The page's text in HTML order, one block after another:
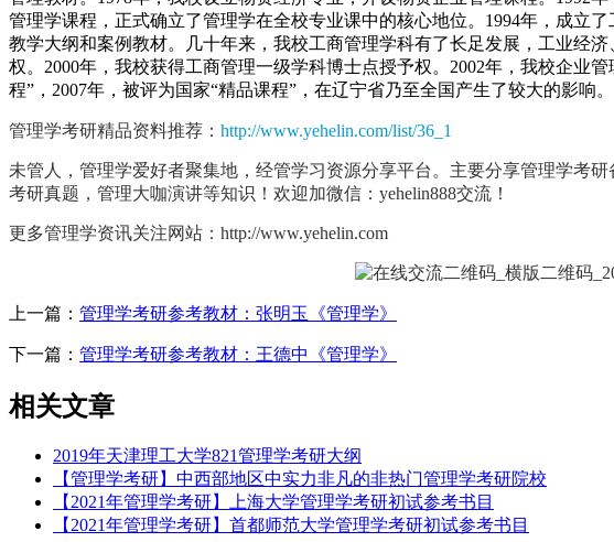
管理学课程，正式确立了管理学在全校专业课中的核心地位。1994年，成立
教学大纲和案例教材。几十年来，我校工商管理学科有了长足发展，工业经
权。2000年，我校获得工商管理一级学科博士点授予权。2002年，我校企业
程”，2007年，被评为国家“精品课程”，在辽宁省乃至全国产生了较大的影响。
管理学考研精品资料推荐： http://www.yehelin.com/list/36_1
未管人，管理学爱好者聚集地，经管学习资源分享平台。主要分享管理学考
考研真题，管理大咖演讲等知识！欢迎加微信：yehelin888交流！
更多管理学资讯关注网站：http://www.yehelin.com
上一篇： 管理学考研参考教材：张明玉《管理学》
下一篇： 管理学考研参考教材：王德中《管理学》
相关文章
2019年天津理工大学821管理学考研大纲
【管理学考研】中西部地区中实力非凡的非热门管理学考研院校
【2021年管理学考研】上海大学管理学考研初试参考书目
【2021年管理学考研】首都师范大学管理学考研初试参考书目